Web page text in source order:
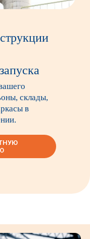
склады,
в